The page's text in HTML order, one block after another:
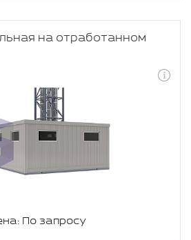
на отработанном
По запросу